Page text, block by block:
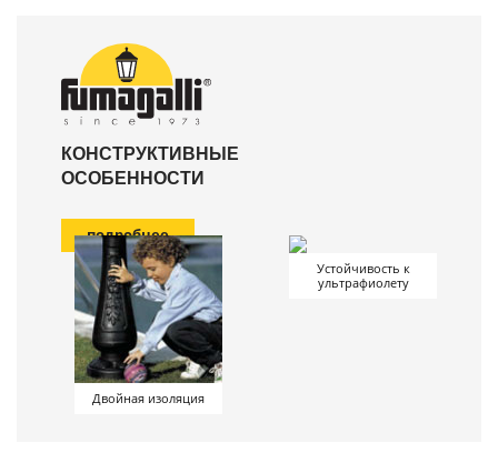
КОНСТРУКТИВНЫЕ
ОСОБЕННОСТИ
подробнее
Двойная изоляция
Устойчивость к
ультрафиолету